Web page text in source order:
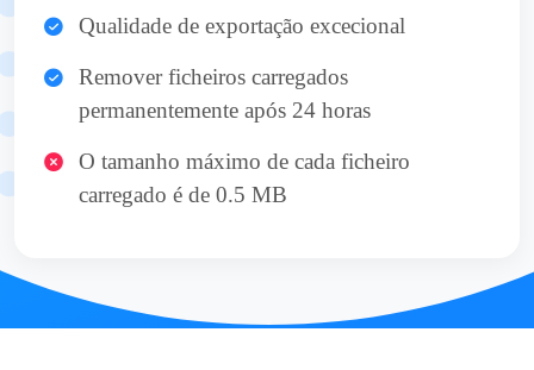
Qualidade de exportação excecional
Remover ficheiros carregados
permanentemente após 24 horas
O tamanho máximo de cada ficheiro
carregado é de 0.5 MB